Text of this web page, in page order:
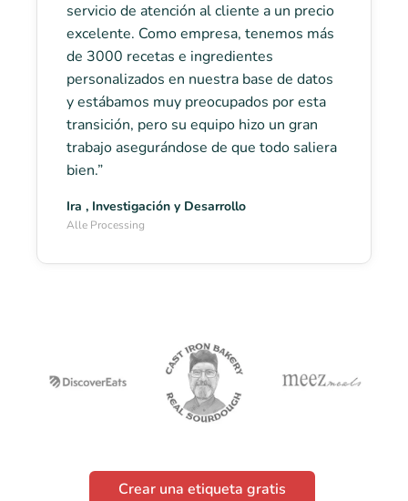
servicio de atención al cliente a un precio
excelente. Como empresa, tenemos más
de 3000 recetas e ingredientes
personalizados en nuestra base de datos
y estábamos muy preocupados por esta
transición, pero su equipo hizo un gran
trabajo asegurándose de que todo saliera
bien.”
Ira , Investigación y Desarrollo
Alle Processing
Crear una etiqueta gratis